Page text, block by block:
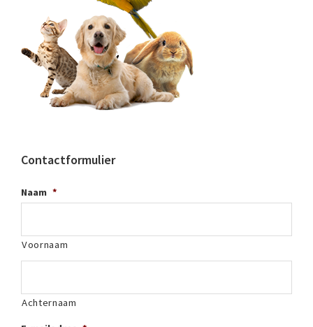
Contactformulier
Naam *
Voornaam
Achternaam